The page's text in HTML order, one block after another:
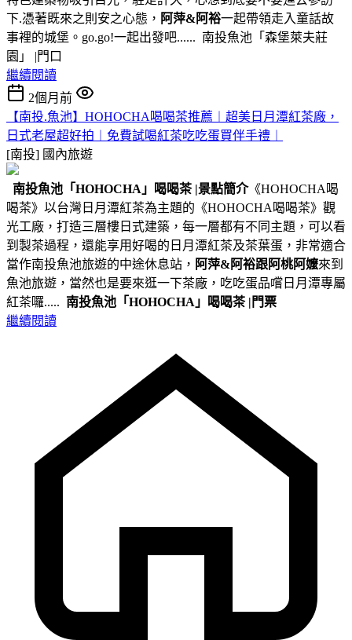
下.憑著既來之則安之心態， 阿萍&阿裕一起帶領走入童話故
事裡的城堡。go.go!一起出發吧...... 南投魚池「森堡萊夫莊
園」 |門口
繼續閱讀
2個月前
【南投.魚池】HOHOCHA喝喝茶推薦︱超美日月潭紅茶廠，
日式老屋超好拍︱免費試喝紅茶吃吃蛋買伴手禮︱
[南投] 國內旅遊
南投魚池 「HOHOCHA」喝喝茶 |景點簡介《HOHOCHA喝
喝茶》以台灣日月潭紅茶為主題的《HOHOCHA喝喝茶》觀
光工廠，打造三層樓日式建築，每一層都有不同主題，可以看
到製茶過程，還能享用好喝的日月潭紅茶及茶葉蛋，非常適合
當作南投魚池旅遊的中途休息站， 阿萍&阿裕跟阿桃阿嬤來到
魚池旅遊，當然也是要來逛一下茶廠，吃吃蛋品嚐日月潭專屬
紅茶囉..... 南投魚池 「HOHOCHA」喝喝茶 |門票
繼續閱讀